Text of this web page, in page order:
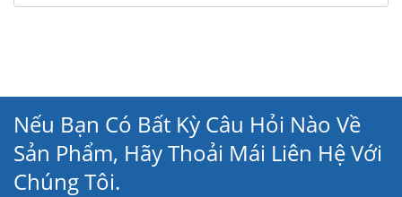
Nếu Bạn Có Bất Kỳ Câu Hỏi Nào Về
Sản Phẩm, Hãy Thoải Mái Liên Hệ Với
Chúng Tôi.